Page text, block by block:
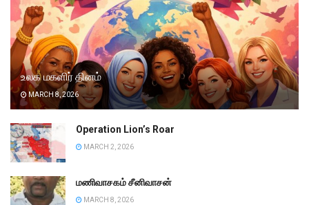
உலக மகளிர் தினம்
MARCH 8, 2026
Operation Lion’s Roar
MARCH 2, 2026
மணிவாசகம் சீனிவாசன்
MARCH 8, 2026